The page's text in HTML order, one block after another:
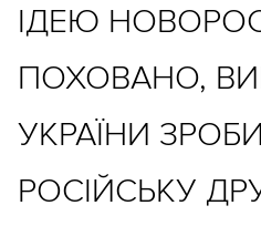
ІДЕЮ
ПОХОВАНО,
УКРАЇНИ
РОСІЙСЬКУ